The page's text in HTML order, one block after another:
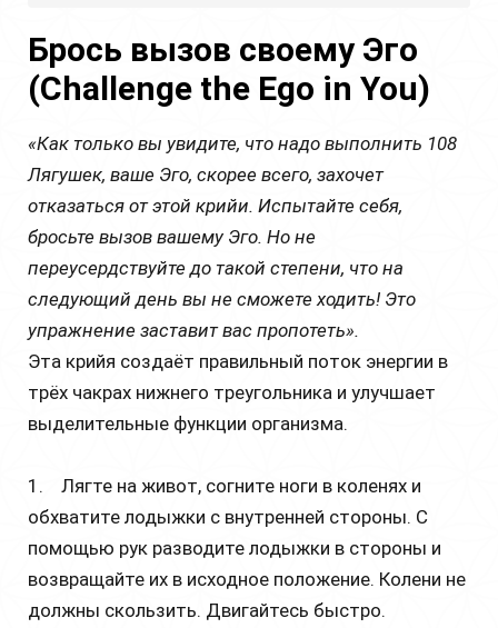
д
с
ь
Брось вызов своему Эго
(Challenge the Ego in You)
«Как только вы увидите, что надо выполнить 108
Лягушек, ваше Эго, скорее всего, захочет
отказаться от этой крийи. Испытайте себя,
бросьте вызов вашему Эго. Но не
переусердствуйте до такой степени, что на
следующий день вы не сможете ходить! Это
упражнение заставит вас пропотеть».
Эта крийя создаёт правильный поток энергии в
трёх чакрах нижнего треугольника и улучшает
выделительные функции организма.
1. Лягте на живот, согните ноги в коленях и
обхватите лодыжки c внутренней стороны. С
помощью рук разводите лодыжки в стороны и
возвращайте их в исходное положение. Колени не
должны скользить. Двигайтесь быстро.